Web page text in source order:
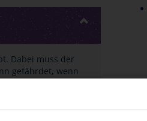
Dabei muss der
gefährdet, wenn
sitzt. Und das